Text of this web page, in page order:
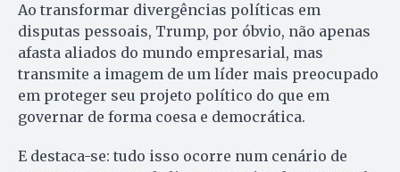
Ao transformar divergências políticas em
disputas pessoais, Trump, por óbvio, não apenas
afasta aliados do mundo empresarial, mas
transmite a imagem de um líder mais preocupado
em proteger seu projeto político do que em
governar de forma coesa e democrática.
E destaca-se: tudo isso ocorre num cenário de